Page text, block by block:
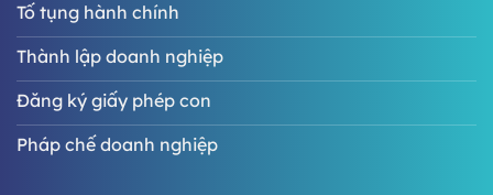
Tố tụng hành chính
Thành lập doanh nghiệp
Đăng ký giấy phép con
Pháp chế doanh nghiệp